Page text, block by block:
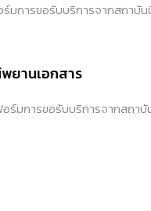
มการขอรับบริการจากสถาบั
ยานเอกสาร
ร์มการขอรับบริการจากสถา